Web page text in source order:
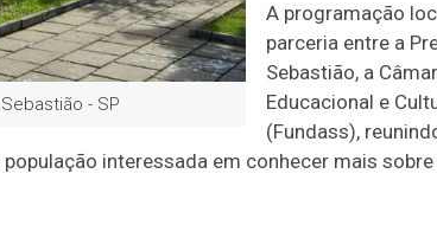
- SP
A programação
parceria entre a
Sebastião, a
Educacional e
(Fundass),
interessada em conhecer mais